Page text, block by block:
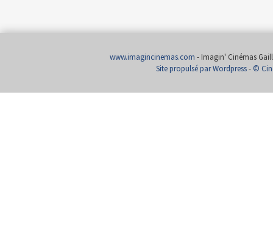
www.imagincinemas.com - Imagin' Cinémas
Site propulsé par Wordpress- ©